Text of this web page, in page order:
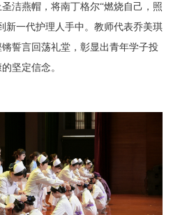
洁燕帽，将南丁格尔“燃烧自己，照
新一代护理人手中。教师代表乔美琪
誓言回荡礼堂，彰显出青年学子投
坚定信念。